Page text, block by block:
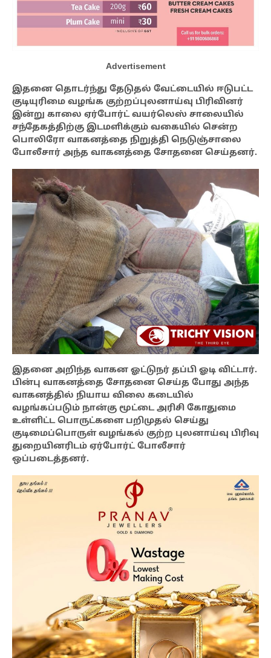
Advertisement
இதனை தொடர்ந்து தேடுதல் வேட்டையில் ஈடுபட்ட
குடியுரிமை வழங்க குற்றப்புலனாய்வு பிரிவினர்
இன்று காலை ஏர்போர்ட் வயர்லெஸ் சாலையில்
சந்தேகத்திற்கு இடமளிக்கும் வகையில் சென்ற
பொலிரோ வாகனத்தை நிறுத்தி நெடுஞ்சாலை
போலீசார் அந்த வாகனத்தை சோதனை செய்தனர்.
இதனை அறிந்த வாகன ஓட்டுநர் தப்பி ஓடி விட்டார்.
பின்பு வாகனத்தை சோதனை செய்த போது அந்த
வாகனத்தில் நியாய விலை கடையில்
வழங்கப்படும் நான்கு மூட்டை அரிசி கோதுமை
உள்ளிட்ட பொருட்களை பறிமுதல் செய்து
குடிமைப்பொருள் வழங்கல் குற்ற புலனாய்வு பிரிவு
துறையினரிடம் ஏர்போர்ட் போலீசார்
ஒப்படைத்தனர்.